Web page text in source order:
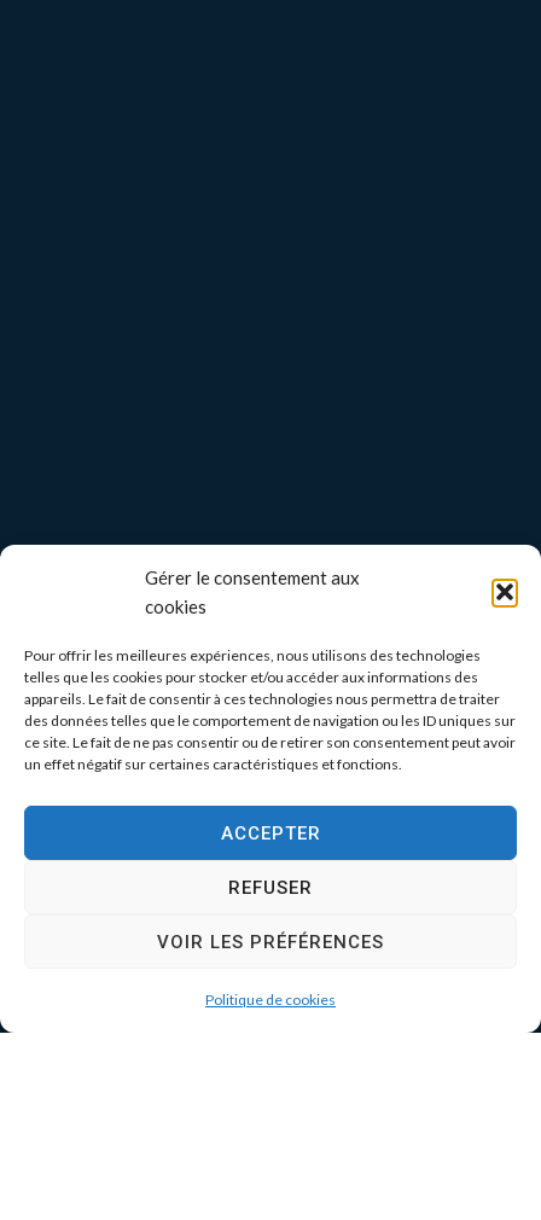
Gérer le consentement aux
cookies
Pour offrir les meilleures expériences, nous utilisons des technologies
telles que les cookies pour stocker et/ou accéder aux informations des
appareils. Le fait de consentir à ces technologies nous permettra de traiter
des données telles que le comportement de navigation ou les ID uniques sur
ce site. Le fait de ne pas consentir ou de retirer son consentement peut avoir
un effet négatif sur certaines caractéristiques et fonctions.
ACCEPTER
REFUSER
VOIR LES PRÉFÉRENCES
Politique de cookies